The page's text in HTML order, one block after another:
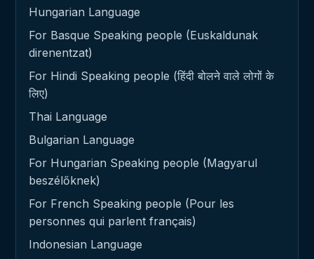
Hungarian Language
For Basque Speaking people (Euskaldunak
direnentzat)
For Hindi Speaking people (हिंदी बोलने वाले लोगों के
लिए)
Thai Language
Bulgarian Language
For Hungarian Speaking people (Magyarul
beszélőknek)
For French Speaking people (Pour les
personnes qui parlent français)
Indonesian Language